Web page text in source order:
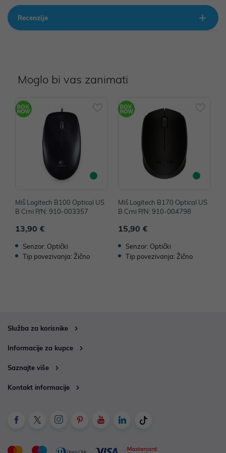
Recenzije
Moglo bi vas zanimati
Miš Logitech B100 Optical US
B Crni P/N: 910-003357
13,90 €
Senzor: Optički
Tip povezivanja: Žično
Miš Logitech B170 Optical US
B Crni P/N: 910-004798
15,90 €
Senzor: Optički
Tip povezivanja: Žično
Služba za korisnike
Informacije za kupce
Saznajte više
Kontakt informacije